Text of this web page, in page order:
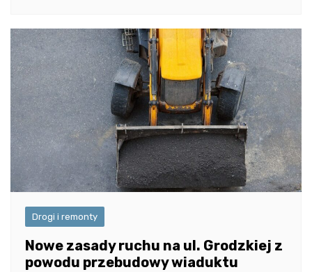
Drogi i remonty
Nowe zasady ruchu na ul. Grodzkiej z
powodu przebudowy wiaduktu